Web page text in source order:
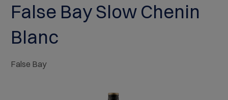
False Bay Slow Chenin
Blanc
False Bay